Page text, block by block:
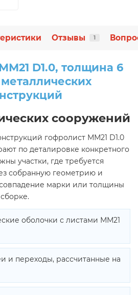
Отзывы 1
D1.0, толщина 6
сооружений
гофролист ММ21 D1.0
по деталировке конкретного
участки, где требуется
собранную геометрию и
марки или толщины
оболочки с листами ММ21
и переходы, рассчитанные на